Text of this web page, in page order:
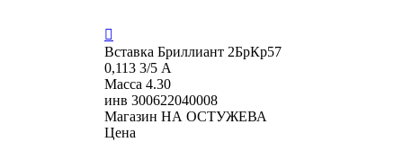

Вставка Бриллиант 2БрКр57
0,113 3/5 А
Масса 4.30
инв 300622040008
Магазин НА ОСТУЖЕВА
Цена